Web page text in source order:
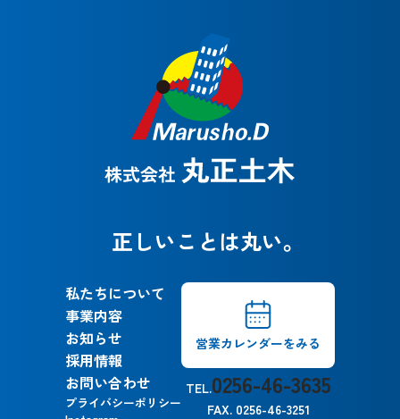
正しいことは丸い。
私たちについて
事業内容
お知らせ
採用情報
お問い合わせ
プライバシーポリシー
営業カレンダーをみる
TEL.0256-46-3635
FAX. 0256-46-3251